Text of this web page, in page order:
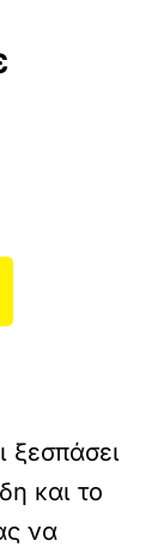
ξεσπάσει
και το
να